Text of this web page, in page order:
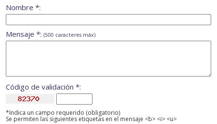
Nombre *:
Mensaje *: (500 caracteres máx)
Código de validación *:
*Indica un campo requerido (obligatorio)
Se permiten las siguientes etiquetas en el mensaje <b> <i> <u>